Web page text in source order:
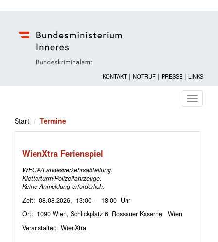
KONTAKT | NOTRUF | PRESSE | LINKS
ein-/
Start
Termine
WienXtra Ferienspiel
WEGA/Landesverkehrsabteilung.
Kletterturm/Polizeifahrzeuge.
Keine Anmeldung erforderlich.
Zeit: 08.08.2026, 13:00 - 18:00 Uhr
Ort: 1090 Wien, Schlickplatz 6, Rossauer Kaserne, Wien
Veranstalter: WienXtra